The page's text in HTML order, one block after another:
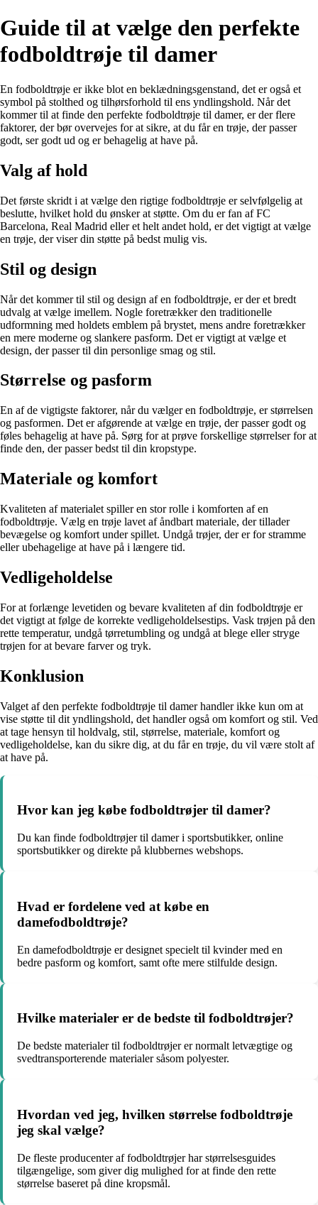
Guide til at vælge den perfekte
fodboldtrøje til damer
En fodboldtrøje er ikke blot en beklædningsgenstand, det er også et
symbol på stolthed og tilhørsforhold til ens yndlingshold. Når det
kommer til at finde den perfekte fodboldtrøje til damer, er der flere
faktorer, der bør overvejes for at sikre, at du får en trøje, der passer
godt, ser godt ud og er behagelig at have på.
Valg af hold
Det første skridt i at vælge den rigtige fodboldtrøje er selvfølgelig at
beslutte, hvilket hold du ønsker at støtte. Om du er fan af FC
Barcelona, ​​Real Madrid eller et helt andet hold, er det vigtigt at vælge
en trøje, der viser din støtte på bedst mulig vis.
Stil og design
Når det kommer til stil og design af en fodboldtrøje, er der et bredt
udvalg at vælge imellem. Nogle foretrækker den traditionelle
udformning med holdets emblem på brystet, mens andre foretrækker
en mere moderne og slankere pasform. Det er vigtigt at vælge et
design, der passer til din personlige smag og stil.
Størrelse og pasform
En af de vigtigste faktorer, når du vælger en fodboldtrøje, er størrelsen
og pasformen. Det er afgørende at vælge en trøje, der passer godt og
føles behagelig at have på. Sørg for at prøve forskellige størrelser for at
finde den, der passer bedst til din kropstype.
Materiale og komfort
Kvaliteten af materialet spiller en stor rolle i komforten af en
fodboldtrøje. Vælg en trøje lavet af åndbart materiale, der tillader
bevægelse og komfort under spillet. Undgå trøjer, der er for stramme
eller ubehagelige at have på i længere tid.
Vedligeholdelse
For at forlænge levetiden og bevare kvaliteten af din fodboldtrøje er
det vigtigt at følge de korrekte vedligeholdelsestips. Vask trøjen på den
rette temperatur, undgå tørretumbling og undgå at blege eller stryge
trøjen for at bevare farver og tryk.
Konklusion
Valget af den perfekte fodboldtrøje til damer handler ikke kun om at
vise støtte til dit yndlingshold, det handler også om komfort og stil. Ved
at tage hensyn til holdvalg, stil, størrelse, materiale, komfort og
vedligeholdelse, kan du sikre dig, at du får en trøje, du vil være stolt af
at have på.
Hvor kan jeg købe fodboldtrøjer til damer?
Du kan finde fodboldtrøjer til damer i sportsbutikker, online
sportsbutikker og direkte på klubbernes webshops.
Hvad er fordelene ved at købe en
damefodboldtrøje?
En damefodboldtrøje er designet specielt til kvinder med en
bedre pasform og komfort, samt ofte mere stilfulde design.
Hvilke materialer er de bedste til fodboldtrøjer?
De bedste materialer til fodboldtrøjer er normalt letvægtige og
svedtransporterende materialer såsom polyester.
Hvordan ved jeg, hvilken størrelse fodboldtrøje
jeg skal vælge?
De fleste producenter af fodboldtrøjer har størrelsesguides
tilgængelige, som giver dig mulighed for at finde den rette
størrelse baseret på dine kropsmål.